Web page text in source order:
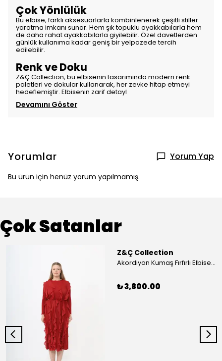
Çok Yönlülük
Bu elbise, farklı aksesuarlarla kombinlenerek çeşitli stiller
yaratma imkanı sunar. Hem şık topuklu ayakkabılarla hem
de daha rahat ayakkabılarla giyilebilir. Özel davetlerden
günlük kullanıma kadar geniş bir yelpazede tercih
edilebilir.
Renk ve Doku
Z&Ç Collection, bu elbisenin tasarımında modern renk
paletleri ve dokular kullanarak, her zevke hitap etmeyi
hedeflemiştir. Elbisenin zarif detayl
Devamını Göster
Yorumlar Yorum Yap
Bu ürün için henüz yorum yapılmamış.
Çok Satanlar
Z&Ç Collection
Akordiyon Kumaş Fırfırlı Elbise - Mavi
₺ 3,800.00